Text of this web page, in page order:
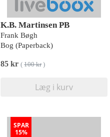
K.B. Martinsen PB
Frank Bøgh
Bog (Paperback)
85 kr ( 100 kr)
Læg i kurv
SPAR
15%